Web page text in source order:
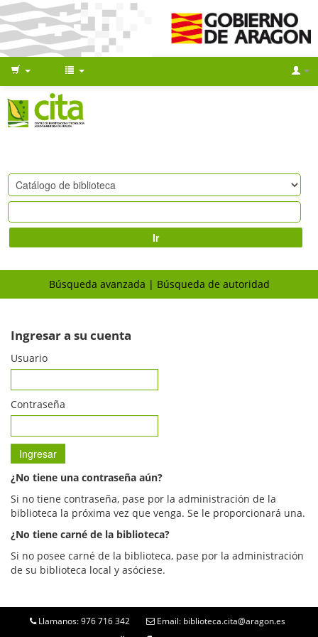
Ir
Búsqueda avanzada Búsqueda de autoridad
Ingresar a su cuenta
Usuario
Contraseña
¿No tiene una contraseña aún?
Si no tiene contraseña, pase por la administración de la
biblioteca la próxima vez que venga. Se le proporcionará una.
¿No tiene carné de la biblioteca?
Si no posee carné de la biblioteca, pase por la administración
de su biblioteca local y asóciese.
Llamanos: 976 716 342 Email: biblioteca.cita@aragon.es